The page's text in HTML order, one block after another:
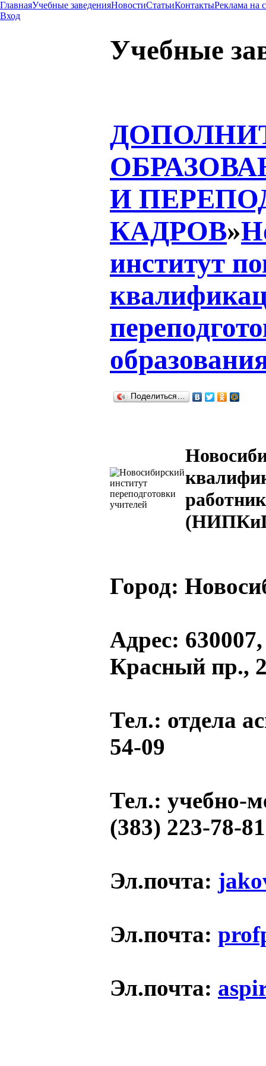
ГлавнаяУчебные заведенияНовостиСтатьиКонтактыРеклама на
Вход
Учебные
И
КАДРОВ»
институт
Поделиться…
Город:
Адрес:
Красный пр.,
Тел.: отдела
54-09
Тел.: учебно-
(383) 223-78-81
Эл.почта:
Эл.почта:
Эл.почта: